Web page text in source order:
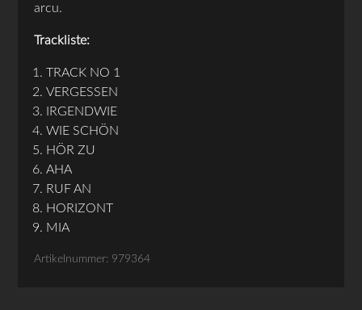
arcu.
Trackliste:
TRACK NO 1
VERGESSEN
IRGENDWIE
WIE SCHÖN
HÖR ZU
AHA
RUF AN
HORIZONT
MIA
Artikelnummer: 979364